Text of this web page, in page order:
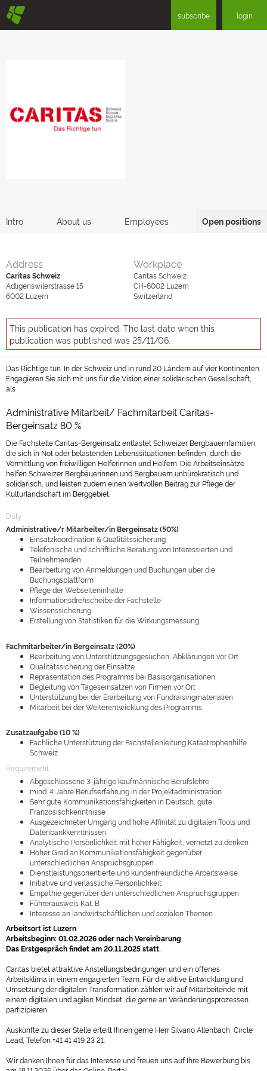
§ subscribe login
Intro About us Employees Open positions
Address
Caritas Schweiz
Adligenswilerstrasse 15
6002 Luzern
Workplace
Caritas Schweiz
CH-6002 Luzern
Switzerland
This publication has expired. The last date when this
publication was published was 25/11/06.
Das Richtige tun. In der Schweiz und in rund 20 Ländern auf vier Kontinenten.
Engagieren Sie sich mit uns für die Vision einer solidarischen Gesellschaft,
als
Administrative Mitarbeit/ Fachmitarbeit Caritas-
Bergeinsatz 80 %
Die Fachstelle Caritas-Bergeinsatz entlastet Schweizer Bergbauernfamilien,
die sich in Not oder belastenden Lebenssituationen befinden, durch die
Vermittlung von freiwilligen Helferinnen und Helfern. Die Arbeitseinsätze
helfen Schweizer Bergbäuerinnen und Bergbauern unbürokratisch und
solidarisch, und leisten zudem einen wertvollen Beitrag zur Pflege der
Kulturlandschaft im Berggebiet.
Duty
Administrative/r Mitarbeiter/in Bergeinsatz (50%)
Einsatzkoordination & Qualitätssicherung
Telefonische und schriftliche Beratung von Interessierten und
Teilnehmenden
Bearbeitung von Anmeldungen und Buchungen über die
Buchungsplattform
Pflege der Webseiteninhalte
Informationsdrehscheibe der Fachstelle
Wissenssicherung
Erstellung von Statistiken für die Wirkungsmessung
Fachmitarbeiter/in Bergeinsatz (20%)
Bearbeitung von Unterstützungsgesuchen, Abklärungen vor Ort
Qualitätssicherung der Einsätze
Repräsentation des Programms bei Basisorganisationen
Begleitung von Tageseinsätzen von Firmen vor Ort
Unterstützung bei der Erarbeitung von Fundraisingmaterialien
Mitarbeit bei der Weiterentwicklung des Programms
Zusatzaufgabe (10 %)
Fachliche Unterstützung der Fachstellenleitung Katastrophenhilfe
Schweiz
Requirement
Abgeschlossene 3-jährige kaufmännische Berufslehre
mind. 4 Jahre Berufserfahrung in der Projektadministration
Sehr gute Kommunikationsfähigkeiten in Deutsch, gute
Französischkenntnisse
Ausgezeichneter Umgang und hohe Affinität zu digitalen Tools und
Datenbankkenntnissen
Analytische Persönlichkeit mit hoher Fähigkeit, vernetzt zu denken
Hoher Grad an Kommunikationsfähigkeit gegenüber
unterschiedlichen Anspruchsgruppen
Dienstleistungsorientierte und kundenfreundliche Arbeitsweise
Initiative und verlässliche Persönlichkeit
Empathie gegenüber den unterschiedlichen Anspruchsgruppen
Führerausweis Kat. B
Interesse an landwirtschaftlichen und sozialen Themen
Arbeitsort ist Luzern
Arbeitsbeginn: 01.02.2026 oder nach Vereinbarung
Das Erstgespräch findet am 20.11.2025 statt.
Caritas bietet attraktive Anstellungsbedingungen und ein offenes
Arbeitsklima in einem engagierten Team. Für die aktive Entwicklung und
Umsetzung der digitalen Transformation zählen wir auf Mitarbeitende mit
einem digitalen und agilen Mindset, die gerne an Veränderungsprozessen
partizipieren.
Auskünfte zu dieser Stelle erteilt Ihnen gerne Herr Silvano Allenbach, Circle
Lead, Telefon +41 41 419 23 21.
Wir danken Ihnen für das Interesse und freuen uns auf Ihre Bewerbung bis